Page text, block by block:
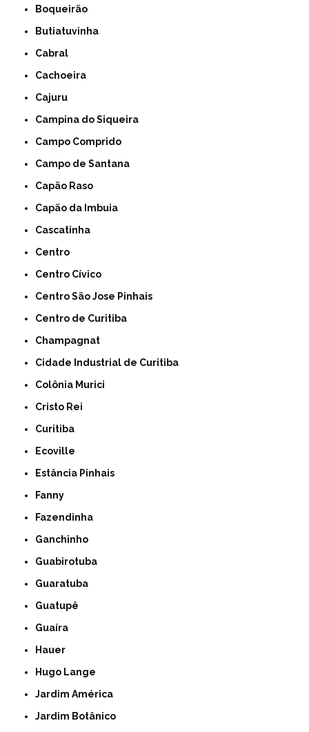
Boqueirão
Butiatuvinha
Cabral
Cachoeira
Cajuru
Campina do Siqueira
Campo Comprido
Campo de Santana
Capão Raso
Capão da Imbuia
Cascatinha
Centro
Centro Cívico
Centro São Jose Pinhais
Centro de Curitiba
Champagnat
Cidade Industrial de Curitiba
Colônia Murici
Cristo Rei
Curitiba
Ecoville
Estância Pinhais
Fanny
Fazendinha
Ganchinho
Guabirotuba
Guaratuba
Guatupê
Guaíra
Hauer
Hugo Lange
Jardim América
Jardim Botânico